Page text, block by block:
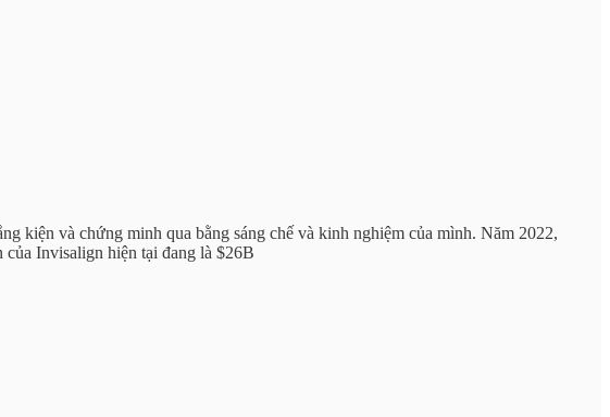
và chứng minh qua bằng sáng chế và kinh nghiệm của mình. Năm 2022,
Invisalign hiện tại đang là $26B